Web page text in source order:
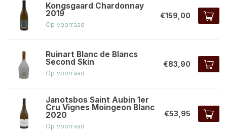
Kongsgaard Chardonnay
2019
Op voorraad
€159,00
Ruinart Blanc de Blancs
Second Skin
Op voorraad
€83,90
Janotsbos Saint Aubin 1er
Cru Vignes Moingeon Blanc
2020
Op voorraad
€53,95